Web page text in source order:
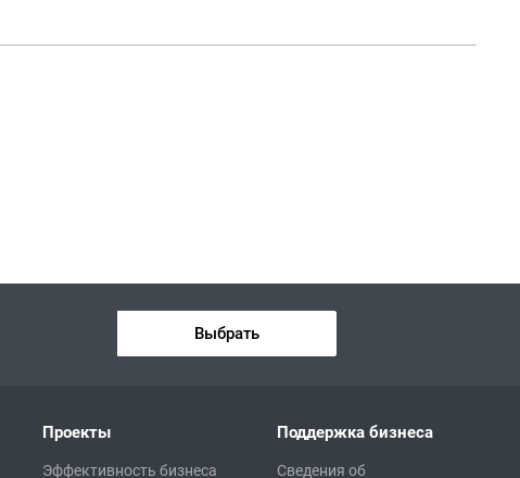
Выбрать
Проекты
Эффективность бизнеса
Поддержка бизнеса
Сведения об